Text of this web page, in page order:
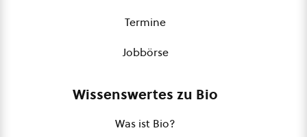
Termine
Jobbörse
Wissenswertes zu Bio
Was ist Bio?